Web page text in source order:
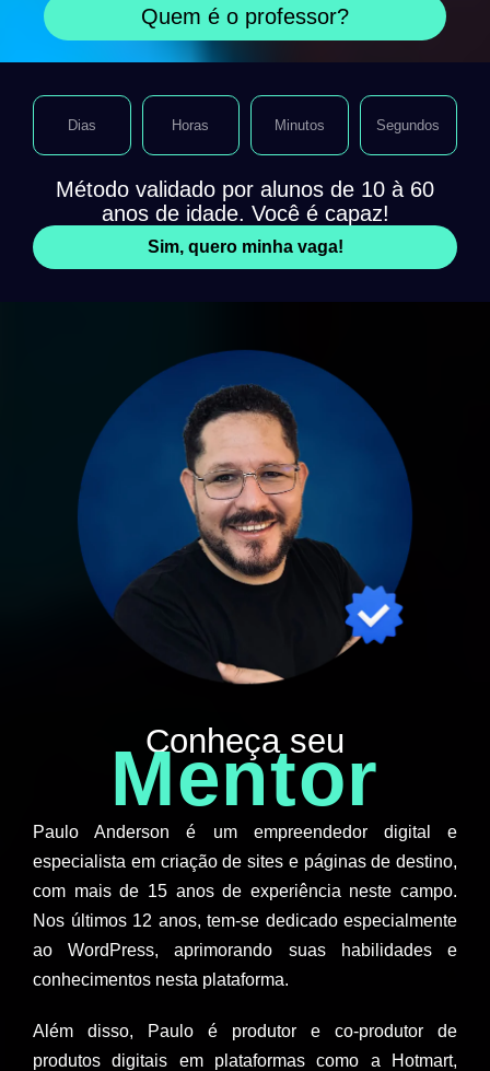
Quem é o professor?
Método validado por alunos de 10 à 60
anos de idade. Você é capaz!
Sim, quero minha vaga!
Dias Horas Minutos Segundos
Conheça seu
Mentor
Paulo Anderson é um empreendedor digital e
especialista em criação de sites e páginas de destino,
com mais de 15 anos de experiência neste campo.
Nos últimos 12 anos, tem-se dedicado especialmente
ao WordPress, aprimorando suas habilidades e
conhecimentos nesta plataforma.
Além disso, Paulo é produtor e co-produtor de
produtos digitais em plataformas como a Hotmart,